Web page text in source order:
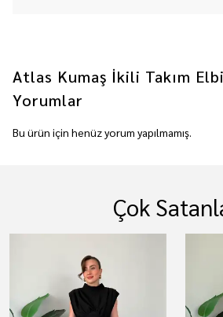
Atlas Kumaş İkili Takım
Yorumlar
Bu ürün için henüz yorum yapılmamış.
Çok